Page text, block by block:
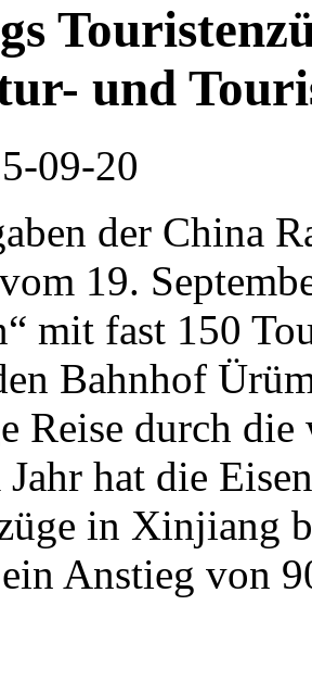
und
09-20
der China
19.
mit fast 150
Bahnhof
Reise durch
hat die
in Xinjiang
Anstieg von